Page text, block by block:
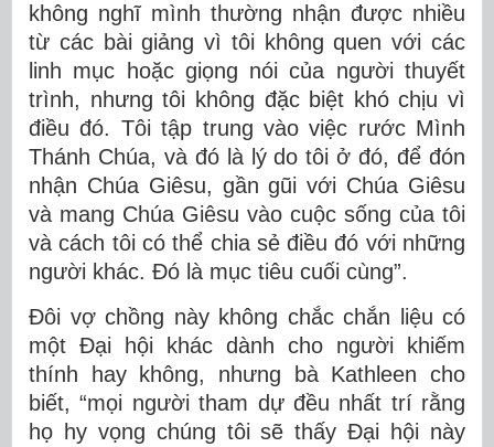
không nghĩ mình thường nhận được nhiều
từ các bài giảng vì tôi không quen với các
linh mục hoặc giọng nói của người thuyết
trình, nhưng tôi không đặc biệt khó chịu vì
điều đó. Tôi tập trung vào việc rước Mình
Thánh Chúa, và đó là lý do tôi ở đó, để đón
nhận Chúa Giêsu, gần gũi với Chúa Giêsu
và mang Chúa Giêsu vào cuộc sống của tôi
và cách tôi có thể chia sẻ điều đó với những
người khác. Đó là mục tiêu cuối cùng”.
Đôi vợ chồng này không chắc chắn liệu có
một Đại hội khác dành cho người khiếm
thính hay không, nhưng bà Kathleen cho
biết, “mọi người tham dự đều nhất trí rằng
họ hy vọng chúng tôi sẽ thấy Đại hội này